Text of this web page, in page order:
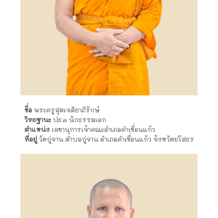
ชื่อพระครู​สุ​ต​เจ​ติ​ยา​ภ​ิ​รัก​ษ์​
วิทยฐานะปธ.๓ นักธรรมเอก
ตำแหน่งเลขานุการเจ้าคณะอำเภอคำเขื่อนแก้ว
ที่อยู่ วัดกู่จาน ตำบลกู่จาน อำเภอคำเขื่อนแก้ว จังหวัดยโสธร